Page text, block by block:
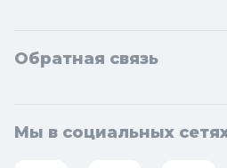
Обратная связь
Мы в социальных